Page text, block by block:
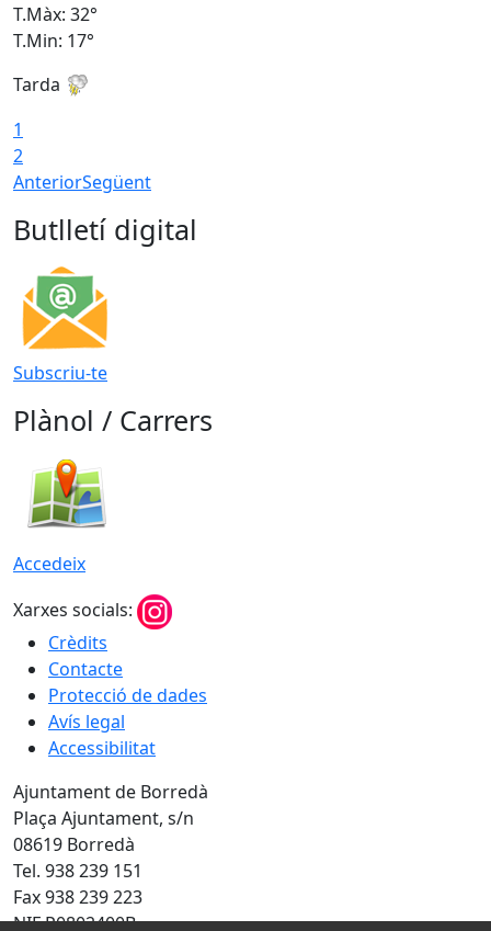
T.Màx: 32°
T.Min: 17°
Tarda
1
2
AnteriorSegüent
Butlletí digital
Subscriu-te
Plànol / Carrers
Accedeix
Xarxes socials:
Crèdits
Contacte
Protecció de dades
Avís legal
Accessibilitat
Ajuntament de Borredà
Plaça Ajuntament, s/n
08619 Borredà
Tel. 938 239 151
Fax 938 239 223
NIF P0802400B